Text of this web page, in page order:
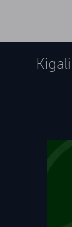
Kigali